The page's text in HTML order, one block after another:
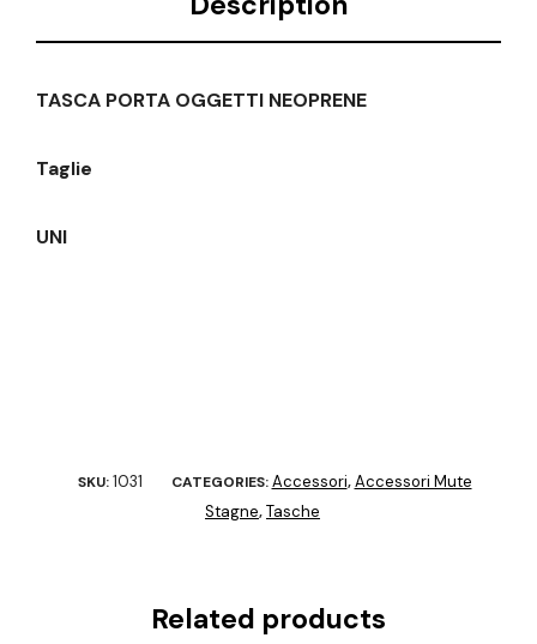
TASCA PORTA OGGETTI NEOPRENE
Taglie
UNI
SKU:1031 CATEGORIES:Accessori,Accessori Mute
Stagne,Tasche
Related products